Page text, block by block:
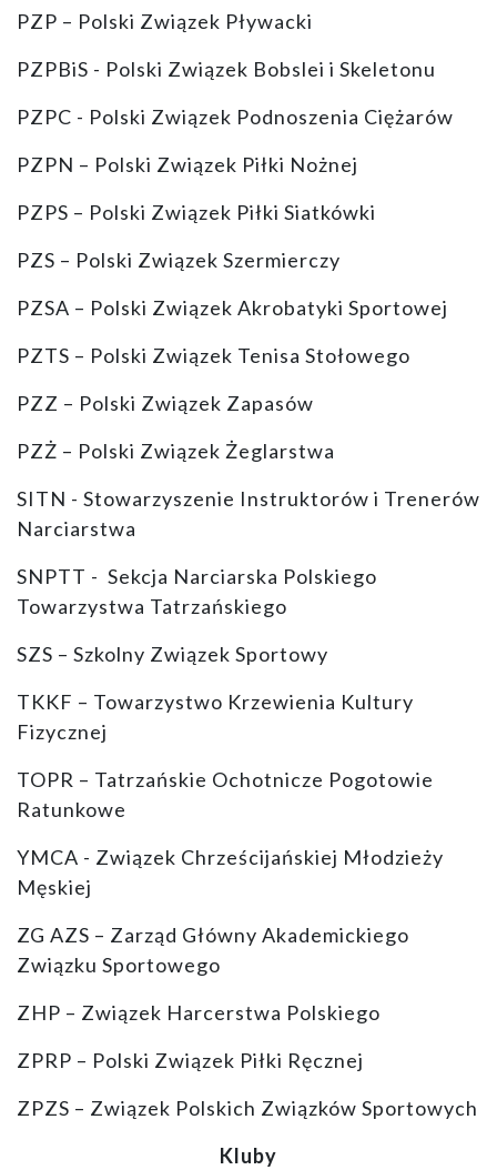
PZP – Polski Związek Pływacki
PZPBiS - Polski Związek Bobslei i Skeletonu
PZPC - Polski Związek Podnoszenia Ciężarów
PZPN – Polski Związek Piłki Nożnej
PZPS – Polski Związek Piłki Siatkówki
PZS – Polski Związek Szermierczy
PZSA – Polski Związek Akrobatyki Sportowej
PZTS – Polski Związek Tenisa Stołowego
PZZ – Polski Związek Zapasów
PZŻ – Polski Związek Żeglarstwa
SITN - Stowarzyszenie Instruktorów i Trenerów
Narciarstwa
SNPTT - Sekcja Narciarska Polskiego
Towarzystwa Tatrzańskiego
SZS – Szkolny Związek Sportowy
TKKF – Towarzystwo Krzewienia Kultury
Fizycznej
TOPR – Tatrzańskie Ochotnicze Pogotowie
Ratunkowe
YMCA - Związek Chrześcijańskiej Młodzieży
Męskiej
ZG AZS – Zarząd Główny Akademickiego
Związku Sportowego
ZHP – Związek Harcerstwa Polskiego
ZPRP – Polski Związek Piłki Ręcznej
ZPZS – Związek Polskich Związków Sportowych
Kluby